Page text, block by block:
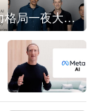
谷歌AI权力格局一夜大洗牌